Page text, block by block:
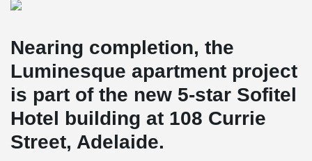
Nearing completion, the
Luminesque apartment project
is part of the new 5-star Sofitel
Hotel building at 108 Currie
Street, Adelaide.